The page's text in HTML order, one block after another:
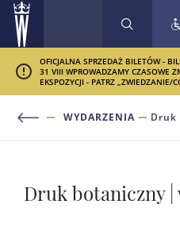
OFICJALNA SPRZEDAŻ BILETÓW -
31 VIII WPROWADZAMY CZASOWE
EKSPOZYCJI - PATRZ „ZWIEDZANIE/
WYDARZENIA
Druk botaniczny